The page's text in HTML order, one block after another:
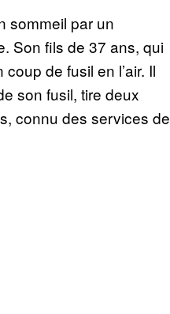
sommeil par un
Son fils de 37 ans, qui
de fusil en l’air. Il
son fusil, tire deux
connu des services de